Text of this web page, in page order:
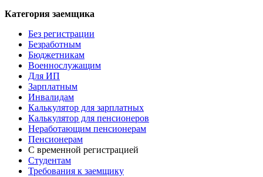
Категория заемщика
Без регистрации
Безработным
Бюджетникам
Военнослужащим
Для ИП
Зарплатным
Инвалидам
Калькулятор для зарплатных
Калькулятор для пенсионеров
Неработающим пенсионерам
Пенсионерам
С временной регистрацией
Студентам
Требования к заемщику